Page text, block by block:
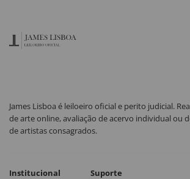
James Lisboa é leiloeiro oficial e perito judicial.
de arte online, avaliação de acervo individual ou
de artistas consagrados.
Institucional Suporte